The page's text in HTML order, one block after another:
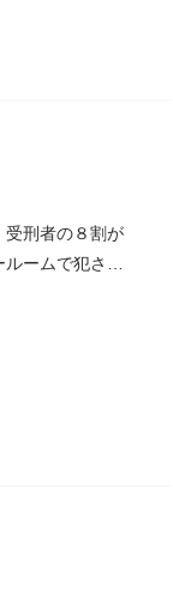
受刑者の８割が
ームで犯され